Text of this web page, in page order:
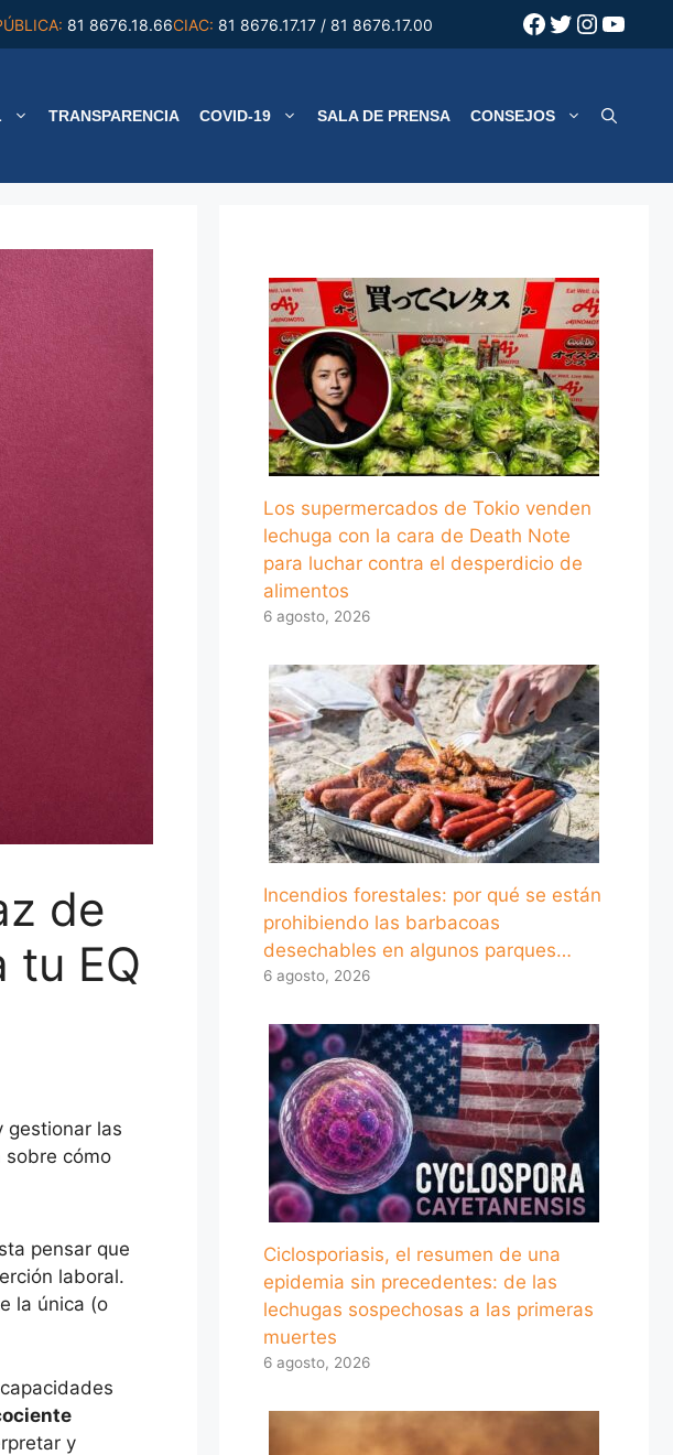
81 8676.18.66CIAC: 81 8676.17.17 / 81 8676.17.00 Facebook
Twitter
TRANSPARENCIA COVID-19 SALA DE PRENSA CONSEJOS
de
tu EQ
gestionar las
sobre cómo
pensar que
laboral.
la única (o
y
Los supermercados de Tokio venden
lechuga con la cara de Death Note
para luchar contra el desperdicio de
alimentos
6 agosto, 2026
Incendios forestales: por qué se están
prohibiendo las barbacoas
desechables en algunos parques…
6 agosto, 2026
Ciclosporiasis, el resumen de una
epidemia sin precedentes: de las
lechugas sospechosas a las primeras
muertes
6 agosto, 2026